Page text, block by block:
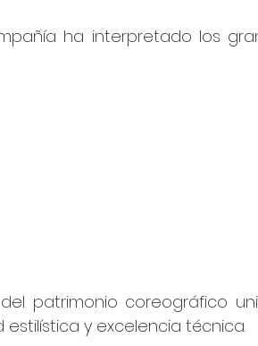
ha interpretado los
patrimonio coreográfico
y excelencia técnica.